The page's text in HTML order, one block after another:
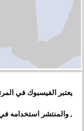
يعتبر الفيسبوك في
, والمنتشر استخدامه